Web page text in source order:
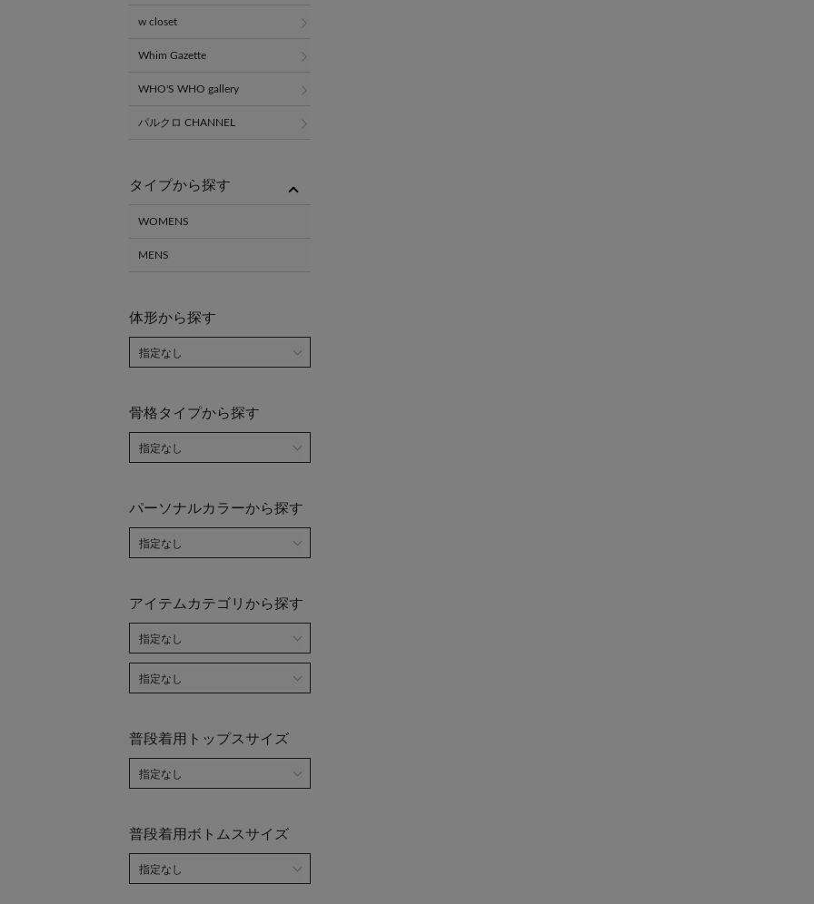
w closet
Whim Gazette
WHO'S WHO gallery
パルクロ CHANNEL
タイプから探す
WOMENS
MENS
体形から探す
骨格タイプから探す
パーソナルカラーから探す
アイテムカテゴリから探す
普段着用トップスサイズ
普段着用ボトムスサイズ